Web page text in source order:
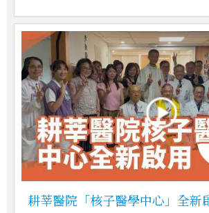
耕莘醫院「核子醫學中心」全新